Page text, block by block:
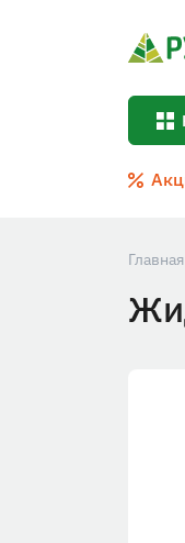
Главная